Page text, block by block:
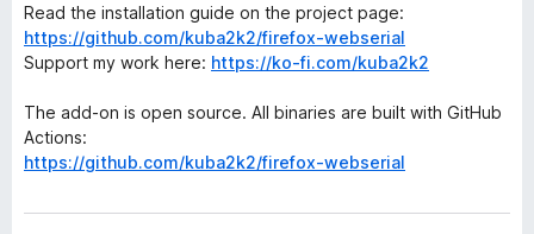
f
o
Read the installation guide on the project page:
https://github.com/kuba2k2/firefox-webserial
Support my work here: https://ko-fi.com/kuba2k2
The add-on is open source. All binaries are built with GitHub
Actions:
https://github.com/kuba2k2/firefox-webserial